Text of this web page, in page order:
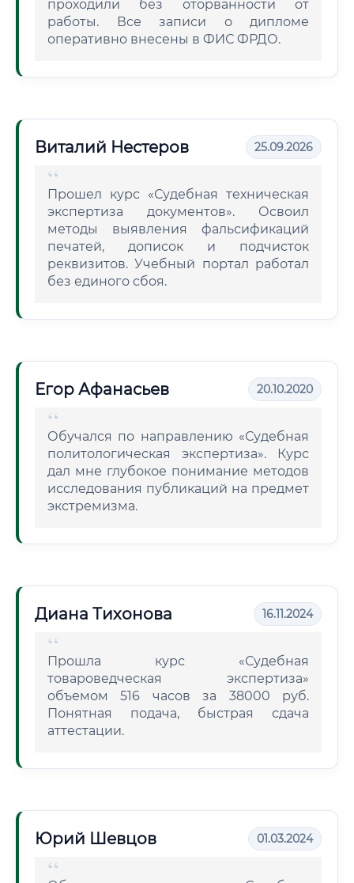
проходили без оторванности от
работы. Все записи о дипломе
оперативно внесены в ФИС ФРДО.
Виталий Нестеров 25.09.2026
Прошел курс «Судебная техническая
экспертиза документов». Освоил
методы выявления фальсификаций
печатей, дописок и подчисток
реквизитов. Учебный портал работал
без единого сбоя.
Егор Афанасьев 20.10.2020
Обучался по направлению «Судебная
политологическая экспертиза». Курс
дал мне глубокое понимание методов
исследования публикаций на предмет
экстремизма.
Диана Тихонова 16.11.2024
Прошла курс «Судебная
товароведческая экспертиза»
объемом 516 часов за 38000 руб.
Понятная подача, быстрая сдача
аттестации.
Юрий Шевцов 01.03.2024